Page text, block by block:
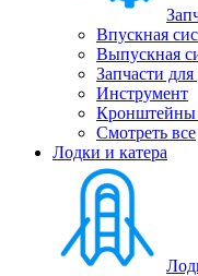
Впускная
Выпускная
Запчасти
Инструмент
Кронштейны
Смотреть все
Лодки и катера